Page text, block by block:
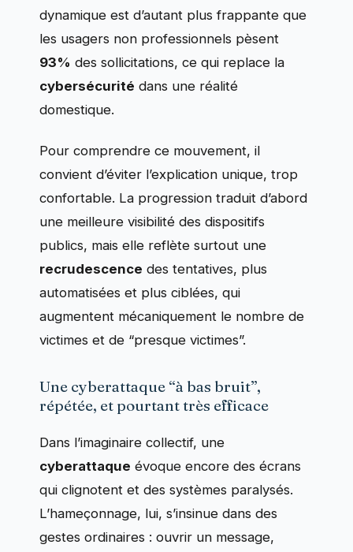
dynamique est d’autant plus frappante que
les usagers non professionnels pèsent
93% des sollicitations, ce qui replace la
cybersécurité dans une réalité
domestique.
Pour comprendre ce mouvement, il
convient d’éviter l’explication unique, trop
confortable. La progression traduit d’abord
une meilleure visibilité des dispositifs
publics, mais elle reflète surtout une
recrudescence des tentatives, plus
automatisées et plus ciblées, qui
augmentent mécaniquement le nombre de
victimes et de “presque victimes”.
Une cyberattaque “à bas bruit”,
répétée, et pourtant très efficace
Dans l’imaginaire collectif, une
cyberattaque évoque encore des écrans
qui clignotent et des systèmes paralysés.
L’hameçonnage, lui, s’insinue dans des
gestes ordinaires : ouvrir un message,